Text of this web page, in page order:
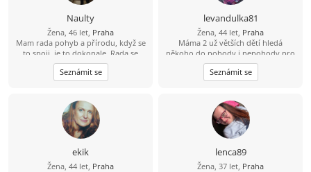
Naulty
Žena, 46 let, Praha
Mam rada pohyb a přírodu, když se
to spoji, je to dokonale. Rada se
zabyvam různými druhy cvičení a
zdravým životním stylem, ale
samozrejme rezervy jsou ;-). Osobni
zábavná cesta. Byla bych rada,
kdybys na tom alespon castecne byl
podobne, je přínosem spolu růst :-).
Ale koníčky nemusíme mít stejne, je
fajn se i oddělit, stejný bychom měli
mít takový ten základ lidství…
Seznámit se
levandulka81
Žena, 44 let, Praha
Máma 2 už větších dětí hledá
někoho do pohody i nepohody pro
nás 3. Jsem poměrně akční, ale umím
i odpočívat. Ráda bych někoho kdo
chce opravdu vztah a nechce trávit
Seznámit se
ekik
Žena, 44 let, Praha
lenca89
Žena, 37 let, Praha